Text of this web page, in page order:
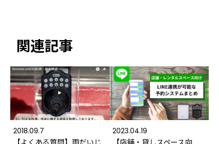
関連記事
2018.09.7
【よくある質問】雨だいじ
2023.04.19
【店舗・貸しスペース向